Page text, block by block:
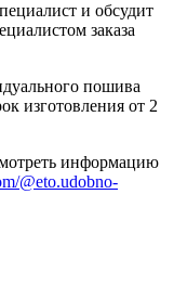
и обсудит
заказа
пошива
изготовления от 2
информацию
@eto.udobno-